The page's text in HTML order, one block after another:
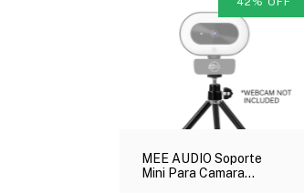
MEE AUDIO Soporte
Mini Para Camara